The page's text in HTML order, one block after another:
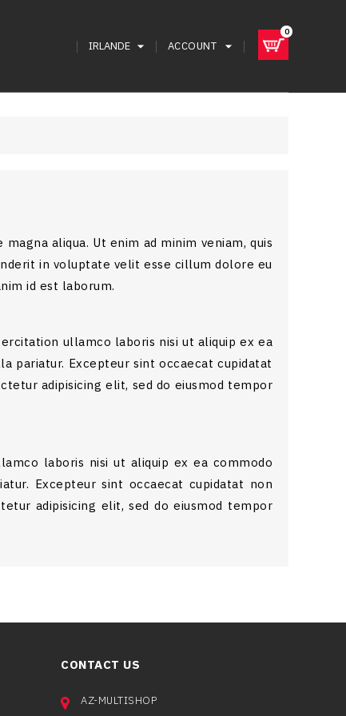
0
arrow_drop_down
ACCOUNT
IRLANDE arrow_drop_down
aliqua. Ut enim ad minim veniam, quis
in voluptate velit esse cillum dolore eu
id est laborum.
ullamco laboris nisi ut aliquip ex ea
pariatur. Excepteur sint occaecat cupidatat
adipisicing elit, sed do eiusmod tempor
laboris nisi ut aliquip ex ea commodo
Excepteur sint occaecat cupidatat non
adipisicing elit, sed do eiusmod tempor
CONTACT US
AZ-MULTISHOP